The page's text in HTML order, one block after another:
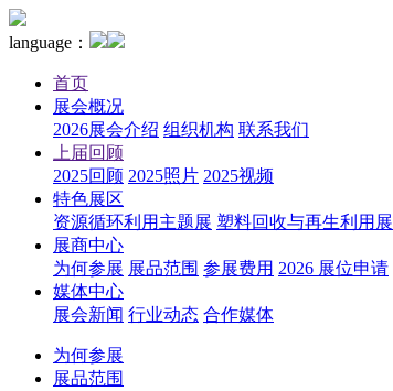
language：
首页
展会概况
2026展会介绍 组织机构 联系我们
上届回顾
2025回顾 2025照片 2025视频
特色展区
资源循环利用主题展 塑料回收与再生利用展
展商中心
为何参展 展品范围 参展费用 2026 展位申请
媒体中心
展会新闻 行业动态 合作媒体
为何参展
展品范围